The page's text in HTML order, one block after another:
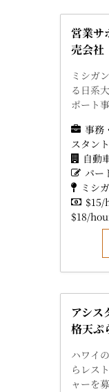
営業サ
売会社
ミシガ
る日系
ポート
事務
スタント
自動
パー
ミシ
$15/
$18/
アシス
格天ぷ
ハワイ
らレス
ャーを